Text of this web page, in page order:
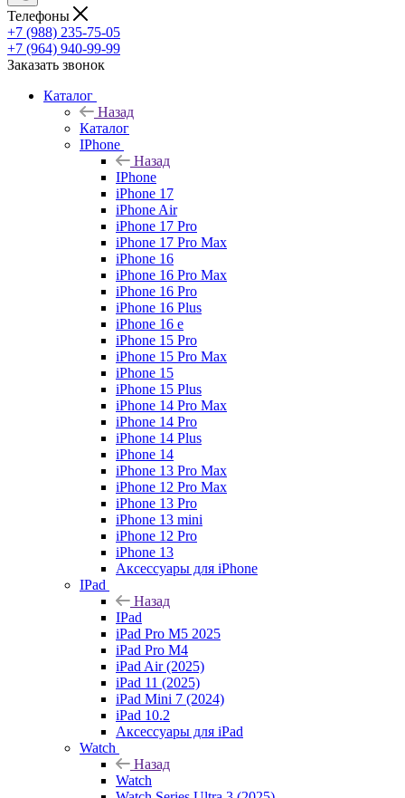
Телефоны
+7 (988) 235-75-05
+7 (964) 940-99-99
Заказать звонок
Каталог
Назад
Каталог
IPhone
Назад
IPhone
iPhone 17
iPhone Air
iPhone 17 Pro
iPhone 17 Pro Max
iPhone 16
iPhone 16 Pro Max
iPhone 16 Pro
iPhone 16 Plus
iPhone 16 e
iPhone 15 Pro
iPhone 15 Pro Max
iPhone 15
iPhone 15 Plus
iPhone 14 Pro Max
iPhone 14 Pro
iPhone 14 Plus
iPhone 14
iPhone 13 Pro Max
iPhone 12 Pro Max
iPhone 13 Pro
iPhone 13 mini
iPhone 12 Pro
iPhone 13
Аксессуары для iPhone
IPad
Назад
IPad
iPad Pro M5 2025
iPad Pro M4
iPad Air (2025)
iPad 11 (2025)
iPad Mini 7 (2024)
iPad 10.2
Аксессуары для iPad
Watch
Назад
Watch